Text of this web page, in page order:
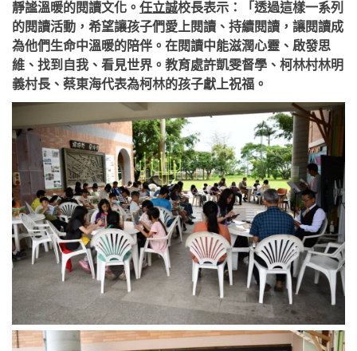
靜謐溫暖的閱讀文化。 任立誠校長表示：「透過這樣一系列
的閱讀活動，希望讓孩子們愛上閱讀、持續閱讀，讓閱讀成
為他們生命中溫暖的陪伴。在閱讀中能滋潤心靈、啟發思
維、找到自我、看見世界。 教育處許凱雯督學、柯林村林明
義村長、蔡東海代表為柯林的孩子獻上祝福。